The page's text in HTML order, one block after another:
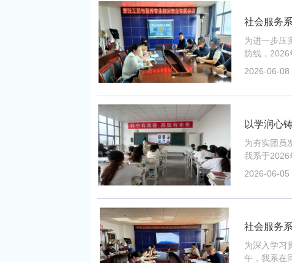
社会服务
为进一步压
防线，2026
2026-06-08
以学润心
为夯实团员
我系于2026
2026-06-05
社会服务
为深入学习
午，我系在